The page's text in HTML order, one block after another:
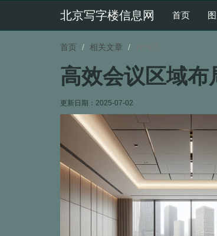
北京写字楼信息网 首页
首页 相关文章
高效会议区域
更新日期： 2025-07-02